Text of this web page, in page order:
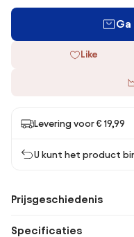
Ga
Like
Levering voor € 19,99
U kunt het product
Prijsgeschiedenis
Specificaties